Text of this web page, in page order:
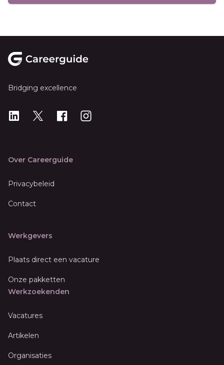
Bridging excellence
LinkedIn
X Instagram
Over Careerguide
Privacybeleid
Contact
Werkgevers
Plaats direct een vacature
Onze pakketten
Werkzoekenden
Vacatures
Artikelen
Organisaties